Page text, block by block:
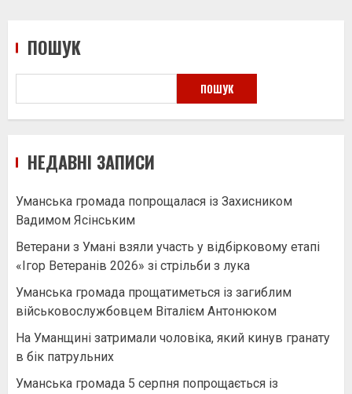
ПОШУК
ПОШУК
НЕДАВНІ ЗАПИСИ
Уманська громада попрощалася із Захисником
Вадимом Ясінським
Ветерани з Умані взяли участь у відбірковому етапі
«Ігор Ветеранів 2026» зі стрільби з лука
Уманська громада прощатиметься із загиблим
військовослужбовцем Віталієм Антонюком
На Уманщині затримали чоловіка, який кинув гранату
в бік патрульних
Уманська громада 5 серпня попрощається із